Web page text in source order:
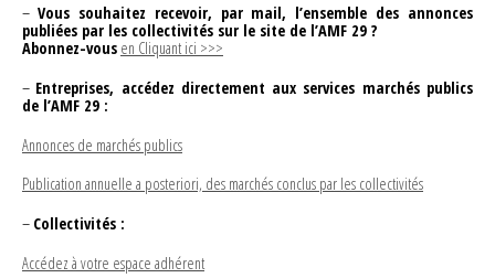
– Vous souhaitez recevoir, par mail, l’ensemble des annonces
publiées par les collectivités sur le site de l’AMF 29 ?
Abonnez-vous en Cliquant ici >>>
– Entreprises, accédez directement aux services marchés publics
de l’AMF 29 :
Annonces de marchés publics
Publication annuelle a posteriori, des marchés conclus par les collectivités
– Collectivités :
Accédez à votre espace adhérent